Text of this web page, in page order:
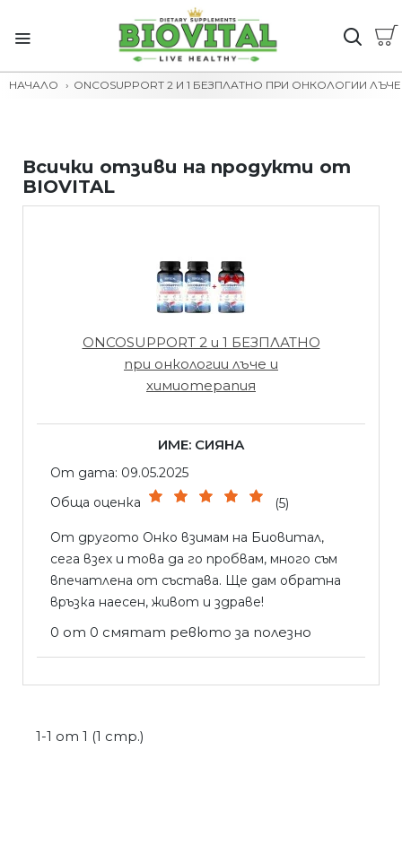
НАЧАЛО ONCOSUPPORT 2 И 1 БЕЗПЛАТНО ПРИ ОНКОЛОГИИ
Всички отзиви на продукти от
BIOVITAL
ONCOSUPPORT 2 и 1 БЕЗПЛАТНО
при онкологии лъче и
химиотерапия
ИМЕ: СИЯНА
От дата: 09.05.2025
Обща оценка
(5)
От другото Онко взимам на Биовитал,
сега взех и това да го пробвам, много съм
впечатлена от състава. Ще дам обратна
връзка наесен, живот и здраве!
0 от 0 смятат ревюто за полезно
1-1 от 1 (1 стр.)